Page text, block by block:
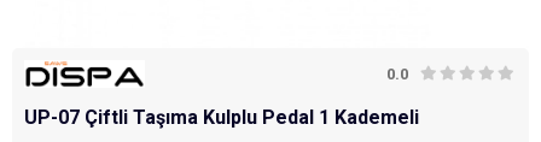
0.0
UP-07 Çiftli Taşıma Kulplu Pedal 1 Kademeli